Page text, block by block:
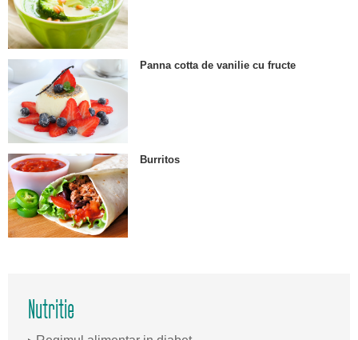
Panna cotta de vanilie cu fructe
Burritos
Nutritie